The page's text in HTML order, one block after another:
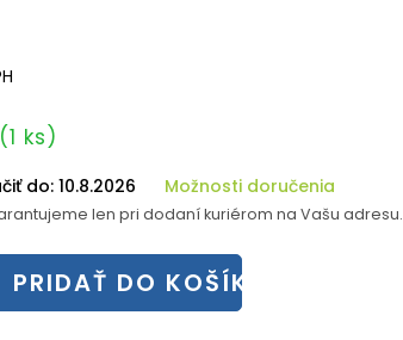
(1 ks)
do: 10.8.2026 Možnosti doručenia
len pri dodaní kuriérom na Vašu adresu.
PRIDAŤ DO KOŠÍKA